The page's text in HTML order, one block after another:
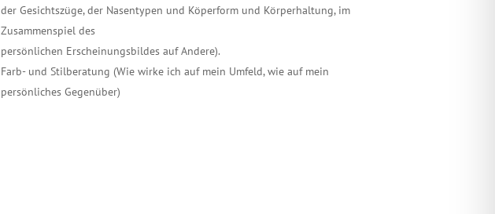
der Gesichtszüge, der Nasentypen und Köperform und Körperhaltung, im
Zusammenspiel des
persönlichen Erscheinungsbildes auf Andere).
Farb- und Stilberatung (Wie wirke ich auf mein Umfeld, wie auf mein
persönliches Gegenüber)